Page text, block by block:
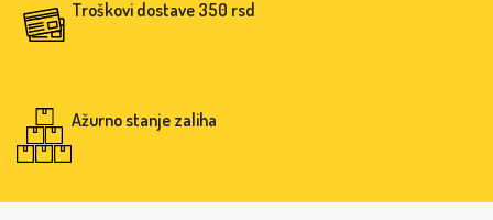
Troškovi dostave 350 rsd
Ažurno stanje zaliha